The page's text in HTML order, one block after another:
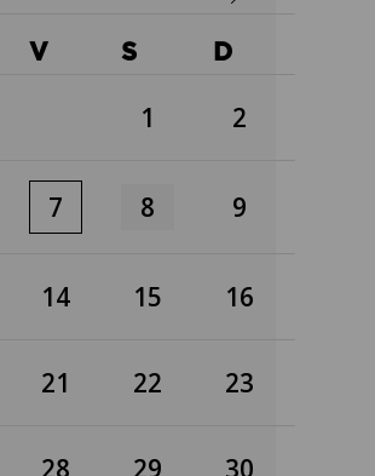
V S D
1 2
7 8 9
14 15 16
21 22 23
28 29 30